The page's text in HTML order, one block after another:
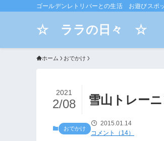
ゴールデンレトリバーとの生活 お遊びスポ
☆ ララの日々 ☆
ホーム おでかけ
雪山トレー
2021
2/08
おでかけ
2015.01.14
コメント（14）